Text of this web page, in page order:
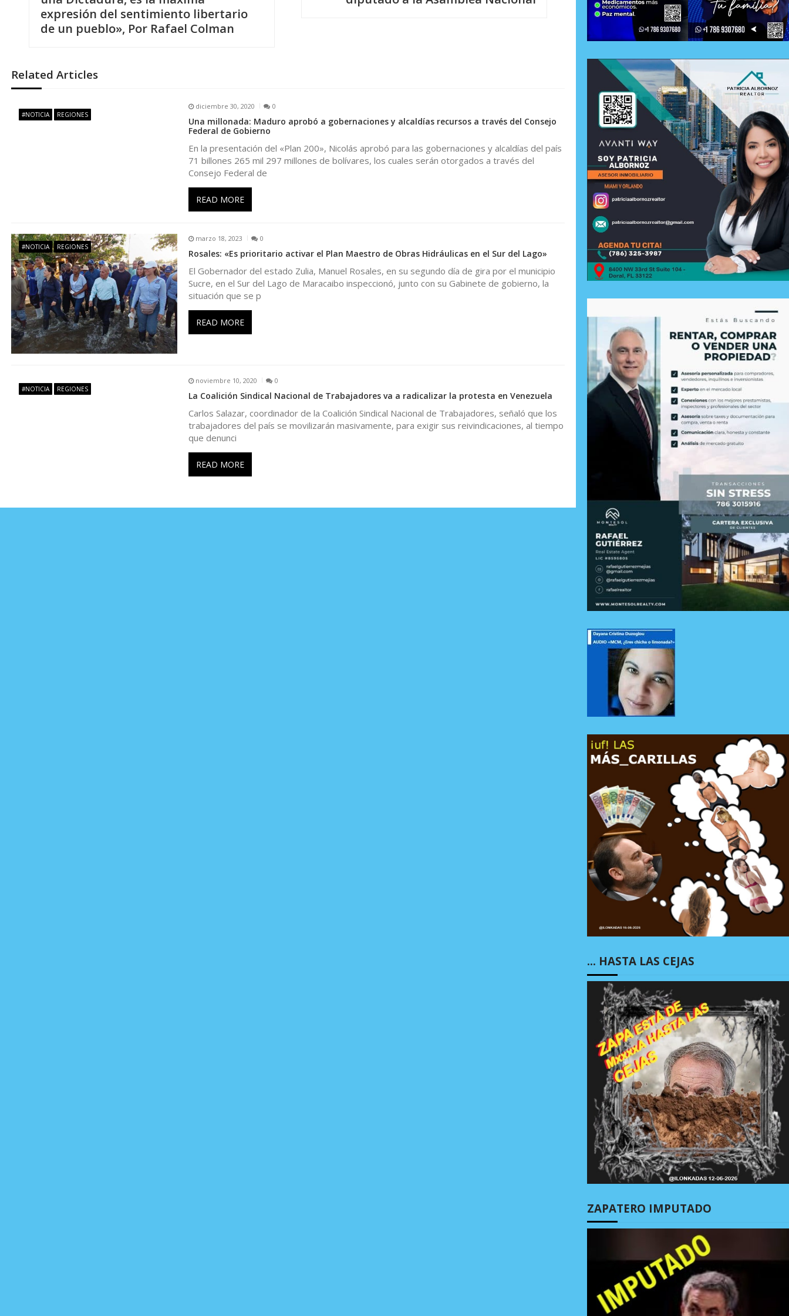
g
a
n
d
e
e
n
t
a
expresión del sentimiento libertario
de un pueblo», Por Rafael Colman
Related Articles
#NOTICIA REGIONES
diciembre 30, 2020 0
Una millonada: Maduro aprobó a gobernaciones y alcaldías recursos a través del Consejo
Federal de Gobierno
En la presentación del «Plan 200», Nicolás aprobó para las gobernaciones y alcaldías del país
71 billones 265 mil 297 millones de bolívares, los cuales serán otorgados a través del
Consejo Federal de
READ MORE
#NOTICIA REGIONES
marzo 18, 2023 0
Rosales: «Es prioritario activar el Plan Maestro de Obras Hidráulicas en el Sur del Lago»
El Gobernador del estado Zulia, Manuel Rosales, en su segundo día de gira por el municipio
Sucre, en el Sur del Lago de Maracaibo inspeccionó, junto con su Gabinete de gobierno, la
situación que se p
READ MORE
#NOTICIA REGIONES
noviembre 10, 2020 0
La Coalición Sindical Nacional de Trabajadores va a radicalizar la protesta en Venezuela
Carlos Salazar, coordinador de la Coalición Sindical Nacional de Trabajadores, señaló que los
trabajadores del país se movilizarán masivamente, para exigir sus reivindicaciones, al tiempo
que denunci
READ MORE
… HASTA LAS CEJAS
ZAPATERO IMPUTADO